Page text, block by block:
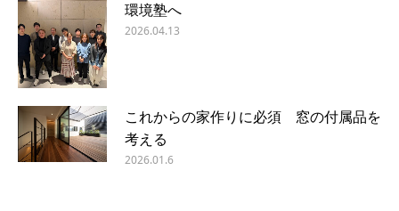
環境塾へ
2026.04.13
これからの家作りに必須 窓の付属品を
考える
2026.01.6